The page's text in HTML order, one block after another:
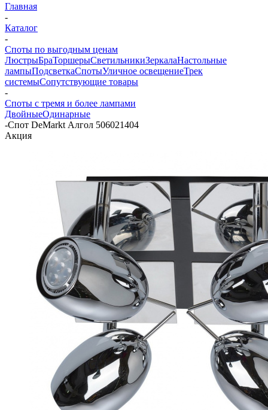
Главная
-
Каталог
-
Споты по выгодным ценам
ЛюстрыБраТоршерыСветильникиЗеркалаНастольные
лампыПодсветкаСпотыУличное освещениеТрек
системыСопутствующие товары
-
Споты с тремя и более лампами
ДвойныеОдинарные
-Спот DeMarkt Алгол 506021404
Акция